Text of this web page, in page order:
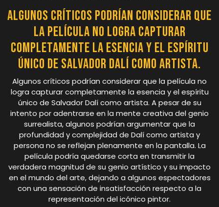
Algunos críticos podrían considerar que
la película no logra capturar
completamente la esencia y el espíritu
único de Salvador Dalí como artista.
Algunos críticos podrían considerar que la película no
logra capturar completamente la esencia y el espíritu
único de Salvador Dalí como artista. A pesar de su
intento por adentrarse en la mente creativa del genio
surrealista, algunos podrían argumentar que la
profundidad y complejidad de Dalí como artista y
persona no se reflejan plenamente en la pantalla. La
película podría quedarse corta en transmitir la
verdadera magnitud de su genio artístico y su impacto
en el mundo del arte, dejando a algunos espectadores
con una sensación de insatisfacción respecto a la
representación del icónico pintor.